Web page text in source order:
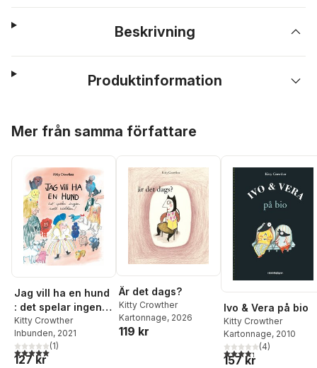
Beskrivning
Produktinformation
Mer från samma författare
Jag vill ha en hund
: det spelar ingen
roll vilken!
Kitty Crowther
Inbunden, 2021
5,0utav 5 stjärnor. Totalt antal röster:
(1)
127 kr
Är det dags?
Kitty Crowther
Kartonnage, 2026
119 kr
Ivo & Vera på bio
Kitty Crowther
Kartonnage, 2010
4,3utav 5 stjärnor.
(4)
157 kr